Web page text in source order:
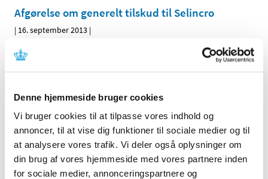
Denne hjemmeside bruger cookies
Vi bruger cookies til at tilpasse vores indhold og
annoncer, til at vise dig funktioner til sociale medier og til
at analysere vores trafik. Vi deler også oplysninger om
din brug af vores hjemmeside med vores partnere inden
for sociale medier, annonceringspartnere og
Afgørelse om generelt tilskud til Selincro
| 16. september 2013 |
Vi har truffet afgørelse i ansøgning om generelt tilskud til
Selincro. Lægemidlet får ikke generelt tilskud.
Alle (2506)
TID
2026 (84)
2025 (158)
2024 (224)